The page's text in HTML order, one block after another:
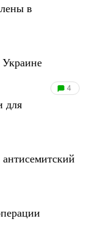
в
Украине
4
для